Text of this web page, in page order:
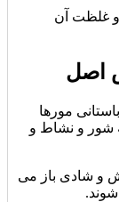
حجم دارد و غلظت آن
اصل
مورها
شور و نشاط و
و شادی باز می